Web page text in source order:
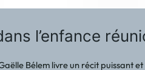
l’enfance
Bélem livre un récit puissant